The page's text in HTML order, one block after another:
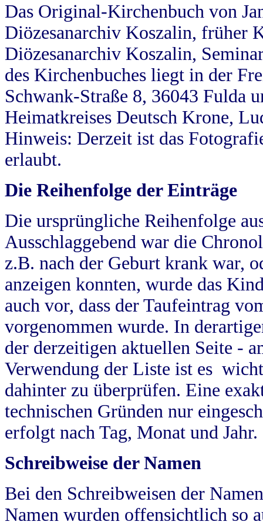
Das Original-Kirchenbuch von
Diözesanarchiv Koszalin, früher
Diözesanarchiv Koszalin,
des Kirchenbuches liegt in der
Schwank-Straße 8, 36043 Fulda
Heimatkreises Deutsch Krone,
Hinweis: Derzeit ist das
erlaubt.
Die Reihenfolge der Einträge
Die ursprüngliche Reihenfolge
Ausschlaggebend war die
z.B. nach der Geburt krank war,
anzeigen konnten, wurde das
auch vor, dass der Taufeintrag
vorgenommen wurde. In
der derzeitigen aktuellen Seite -
Verwendung der Liste ist es
dahinter zu überprüfen. Eine
technischen Gründen nur
erfolgt nach Tag, Monat und Jahr.
Schreibweise der Namen
Bei den Schreibweisen der
Namen wurden offensichtlich so